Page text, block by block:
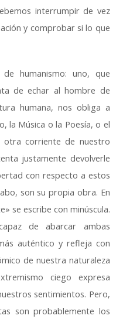
interrumpir de vez
y comprobar si lo que
humanismo: uno, que
de echar al hombre de
humana, nos obliga a
,la Música o la Poesía,o el
otra corriente de nuestro
justamente devolverle
con respecto a estos
, son su propia obra. En
se escribe con minúscula.
de abarcar ambas
auténtico y refleja con
de nuestra naturaleza
ciego expresa
sentimientos. Pero,
son probablemente los